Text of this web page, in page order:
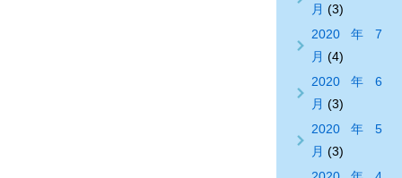
月 (3)
2020年7
月 (4)
2020年6
月 (3)
2020年5
月 (3)